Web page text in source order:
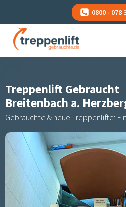
0800 - 078
Treppenlift Gebraucht
Breitenbach a.
Gebrauchte & neue Treppenlifte: